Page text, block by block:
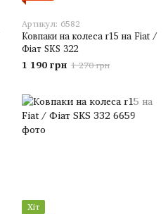
Артикул: 6582
Ковпаки на колеса r15 на Fiat /
Фіат SKS 322
1 190 грн 1 270 грн
Хіт